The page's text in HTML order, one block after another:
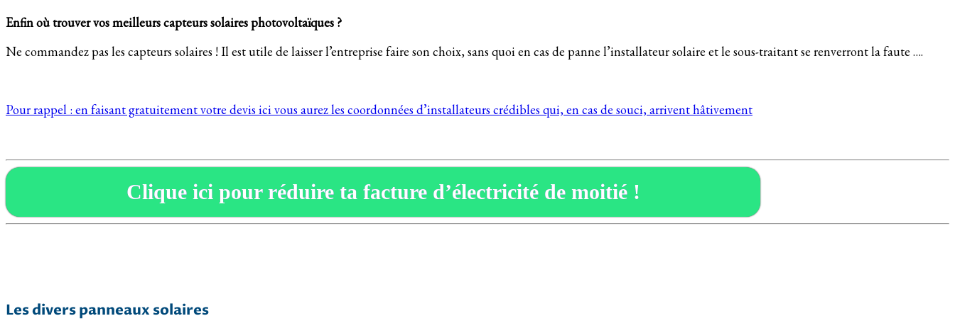
Enfin où trouver vos meilleurs capteurs solaires photovoltaïques ?
Ne commandez pas les capteurs solaires ! Il est utile de laisser l’entreprise faire son choix, sans quoi en cas de panne l’installateur solaire et le sous-traitant se renverront la faute ….
Pour rappel : en faisant gratuitement votre devis ici vous aurez les coordonnées d’installateurs crédibles qui, en cas de souci, arrivent hâtivement
Clique ici pour réduire ta facture d’électricité de moitié !
Les divers panneaux solaires